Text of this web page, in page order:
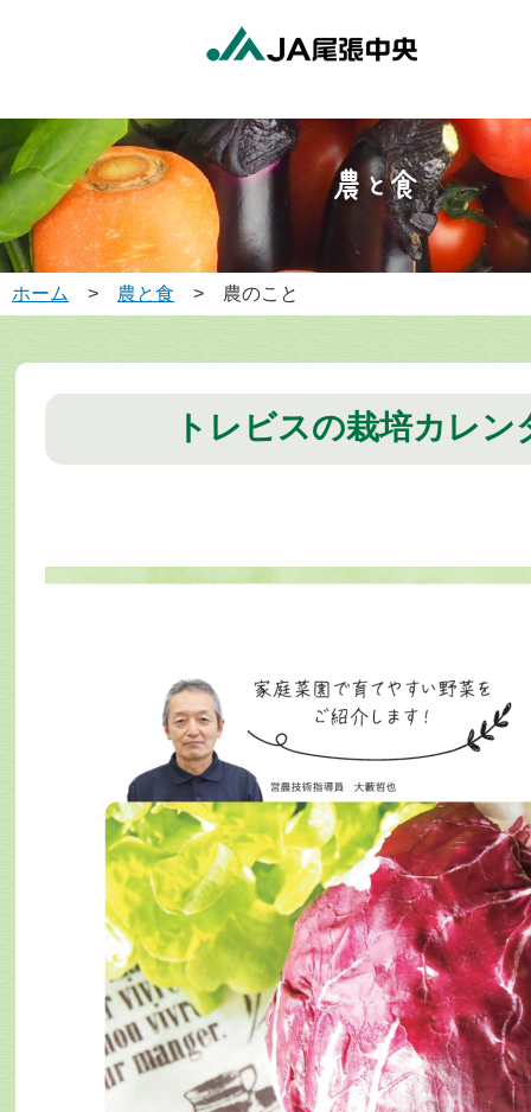
ホーム > 農と食 > 農のこと
トレビスの栽培カレン